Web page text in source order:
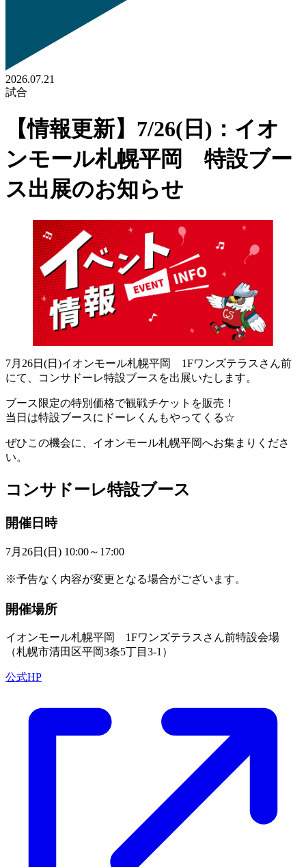
2026.07.21
試合
【情報更新】7/26(日)：イオ
ンモール札幌平岡 特設ブー
ス出展のお知らせ
7月26日(日)イオンモール札幌平岡 1Fワンズテラスさん前
にて、コンサドーレ特設ブースを出展いたします。
ブース限定の特別価格で観戦チケットを販売！
当日は特設ブースにドーレくんもやってくる☆
ぜひこの機会に、イオンモール札幌平岡へお集まりくださ
い。
コンサドーレ特設ブース
開催日時
7月26日(日) 10:00～17:00
※予告なく内容が変更となる場合がございます。
開催場所
イオンモール札幌平岡 1Fワンズテラスさん前特設会場
（札幌市清田区平岡3条5丁目3-1）
公式HP